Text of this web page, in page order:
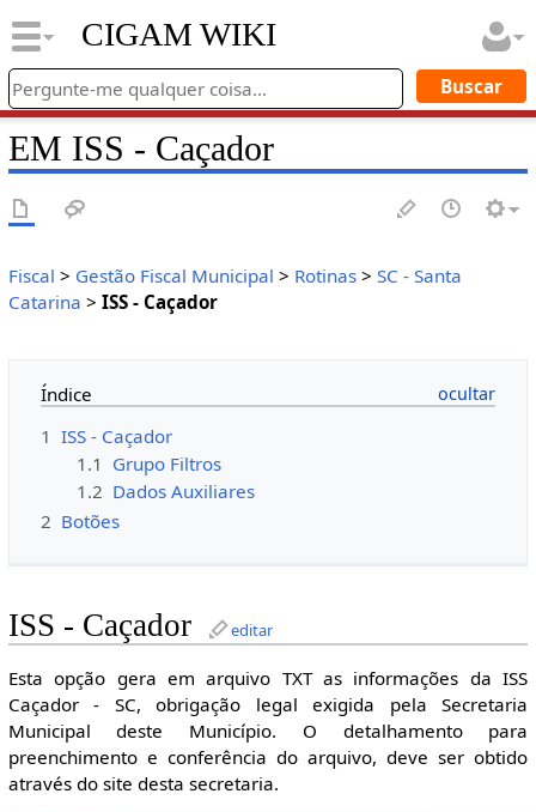
CIGAM WIKI
EM ISS - Caçador
Fiscal > Gestão Fiscal Municipal > Rotinas> SC - Santa
Catarina > ISS - Caçador
Índice
1 ISS - Caçador
1.1 Grupo Filtros
1.2 Dados Auxiliares
2 Botões
ISS - Caçador editar
Esta opção gera em arquivo TXT as informações da ISS
Caçador - SC, obrigação legal exigida pela Secretaria
Municipal deste Município. O detalhamento para
preenchimento e conferência do arquivo, deve ser obtido
através do site desta secretaria.